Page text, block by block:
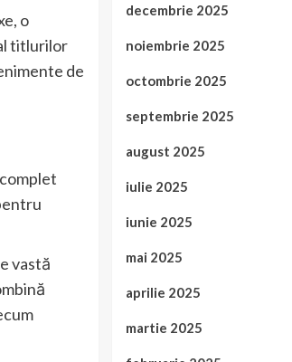
o
titlurilor
de
vastă
decembrie 2025
noiembrie 2025
octombrie 2025
septembrie 2025
august 2025
iulie 2025
iunie 2025
mai 2025
aprilie 2025
martie 2025